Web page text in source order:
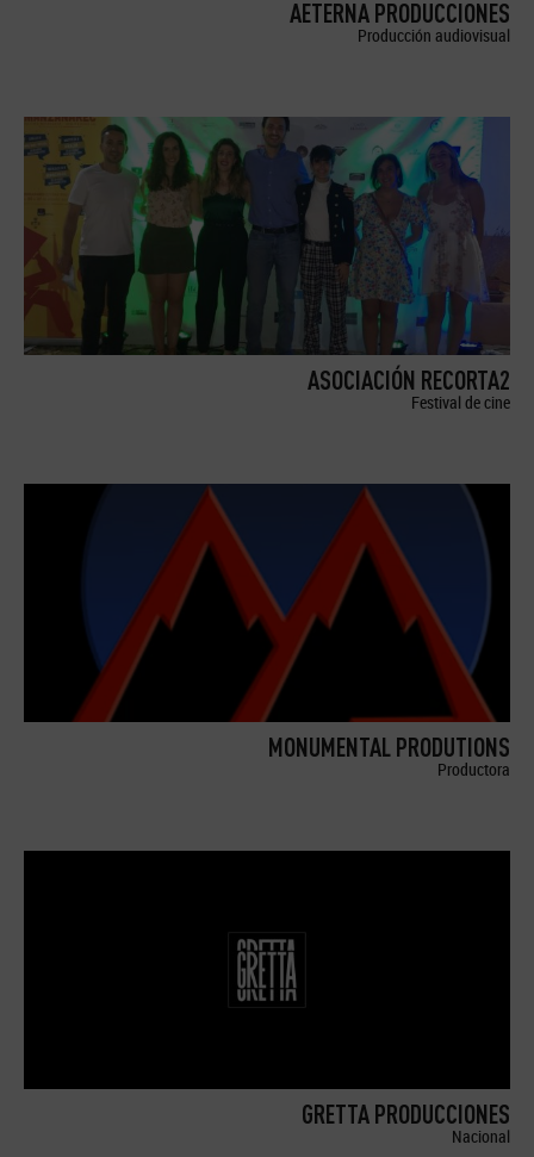
AETERNA PRODUCCIONES
Producción audiovisual
ASOCIACIÓN RECORTA2
Festival de cine
MONUMENTAL PRODUTIONS
Productora
GRETTA PRODUCCIONES
Nacional